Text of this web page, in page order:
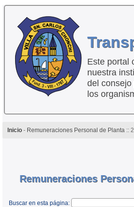
Este portal
nuestra
del
los
Inicio- Remuneraciones Personal de Planta::
Remuneraciones
Buscar en esta página: